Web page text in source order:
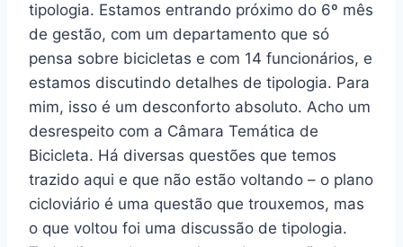
tipologia. Estamos entrando próximo do 6º mês
de gestão, com um departamento que só
pensa sobre bicicletas e com 14 funcionários, e
estamos discutindo detalhes de tipologia. Para
mim, isso é um desconforto absoluto. Acho um
desrespeito com a Câmara Temática de
Bicicleta. Há diversas questões que temos
trazido aqui e que não estão voltando – o plano
cicloviário é uma questão que trouxemos, mas
o que voltou foi uma discussão de tipologia.